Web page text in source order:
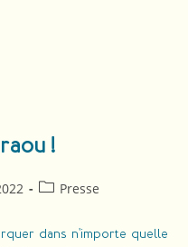
!
Presse
dans n'importe quelle